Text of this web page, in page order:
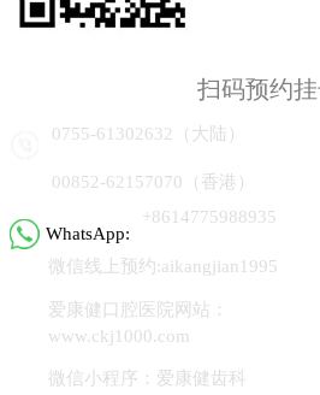
扫码预约
0755-61302632（大陆）
00852-62157070（香港）
WhatsApp:
+8614775988935
微信线上预约:aikangjian1995
爱康健口腔医院网站：
www.ckj1000.com
微信小程序：爱康健齿科